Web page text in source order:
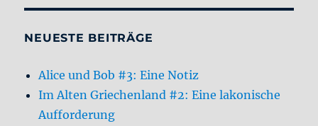
NEUESTE BEITRÄGE
Alice und Bob #3: Eine Notiz
Im Alten Griechenland #2: Eine lakonische
Aufforderung